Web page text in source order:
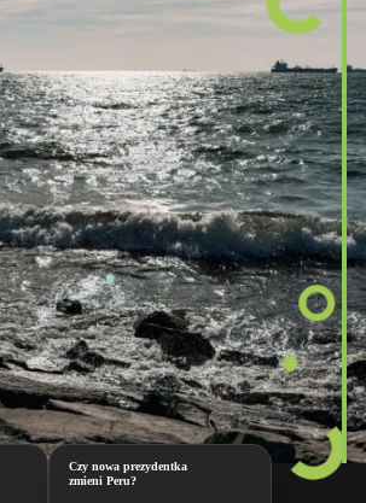
Czy nowa prezydentka
zmieni Peru?